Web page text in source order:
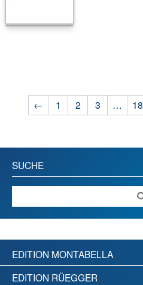
← 1 2 3 … 18
SUCHE
EDITION MONTABELLA
EDITION RÜEGGER